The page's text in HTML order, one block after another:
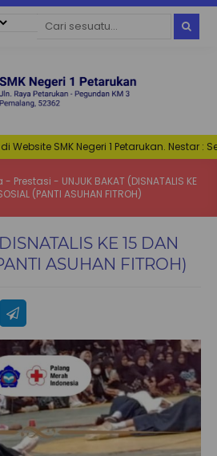
SMK Negeri 1 Petarukan. Nestar :
- Prestasi - UNJUK BAKAT (DISNATALIS KE
(PANTI ASUHAN FITROH)
KE 15 DAN
ASUHAN FITROH)